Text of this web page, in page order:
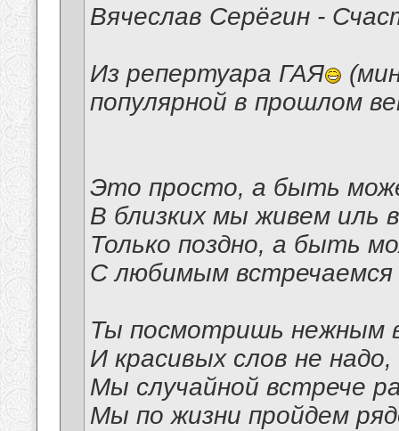
Вячеслав Серёгин -
Из репертуара ГАЯ
популярной в прошлом
Это просто, а быть
В близких мы живем иль
Только поздно, а быть
С любимым встречаемся
Ты посмотришь нежным
И красивых слов не надо,
Мы случайной встрече
Мы по жизни пройдем